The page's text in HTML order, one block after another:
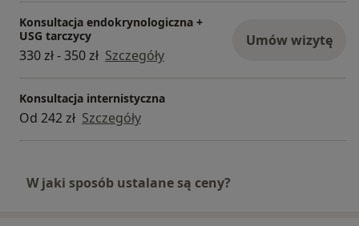
Konsultacja endokrynologiczna +
USG tarczycy
330 zł - 350 zł Szczegóły
Umów wizytę
Konsultacja internistyczna
Od 242 zł Szczegóły
W jaki sposób ustalane są ceny?